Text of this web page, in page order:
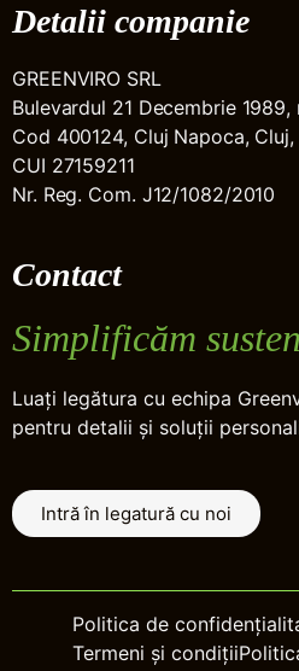
Detalii companie
GREENVIRO SRL
Bulevardul 21 Decembrie 1989,
Cod 400124, Cluj Napoca, Cluj,
CUI 27159211
Nr. Reg. Com. J12/1082/2010
Contact
Simplificăm
Luați legătura cu echipa
pentru detalii și soluții
Intră în legatură cu noi
Politica de
Termeni și condiții